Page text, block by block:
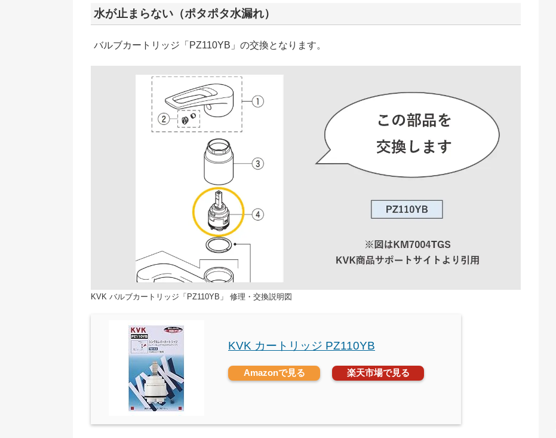
水が止まらない（ポタポタ水漏れ）
バルブカートリッジ「PZ110YB」の交換となります。
KVK バルブカートリッジ「PZ110YB」 修理・交換説明図
KVK カートリッジ PZ110YB
Amazonで見る 楽天市場で見る